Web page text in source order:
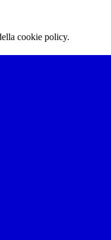
cookie policy.